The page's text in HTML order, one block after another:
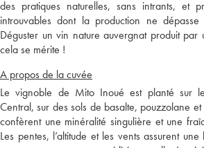
des pratiques naturelles, sans intrants, et
introuvables dont la production ne
Déguster un vin nature auvergnat produit par
cela se mérite !
A propos de la cuvée
Le vignoble de Mito Inoué est planté sur
Central, sur des sols de basalte, pouzzolane
confèrent une minéralité singulière et une
Les pentes, l’altitude et les vents assurent